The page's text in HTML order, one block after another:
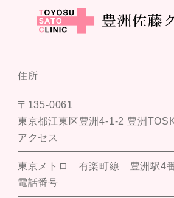
住所
〒135-0061
東京都江東区豊洲4-1-2 豊洲
アクセス
東京メトロ 有楽町線 豊洲駅4
電話番号